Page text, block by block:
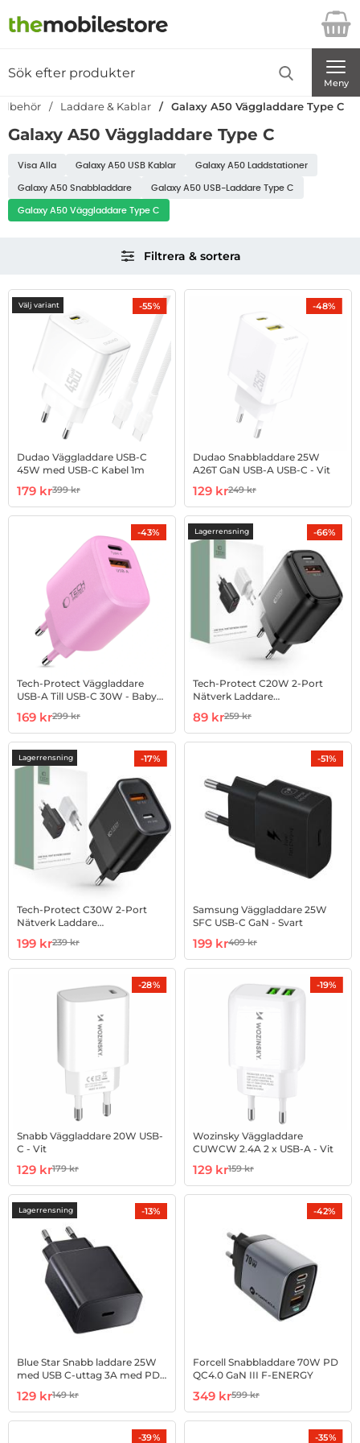
Startsidan för Danira Telecom AB
Meny
Laddare & Kablar Galaxy A50 Väggladdare Type C
Galaxy A50 Väggladdare Type C
Underkategorier
Visa Alla
Laddare & KablarGalaxy A50 USB Kablar Galaxy A50 Laddstationer
Galaxy A50 Snabbladdare Galaxy A50 USB-Laddare Type C
Galaxy A50 Väggladdare Type C
Filtrera & sortera
Filtrera & sortera
produktlista
Välj variant -55%
Dudao Väggladdare USB-C
45W med USB-C Kabel 1m
Art. nr 1003006253
rea pris
179 krtidigare pris
399 kr
-48%
Dudao Snabbladdare 25W
A26T GaN USB-A USB-C - Vit
Art. nr 1002979728
rea pris
129 krtidigare pris
249 kr
-43%
Tech-Protect Väggladdare
USB-A Till USB-C 30W - Baby
Art. nr 1002990943
rea pris
169 krtidigare pris
299 kr
Lagerrensning -66%
Tech-Protect C20W 2-Port
Nätverk Laddare
Art. nr 1002893637
rea pris
89 krtidigare pris
259 kr
Lagerrensning -17%
Tech-Protect C30W 2-Port
Nätverk Laddare
Art. nr 1002893905
rea pris
199 krtidigare pris
239 kr
-51%
Samsung Väggladdare 25W
SFC USB-C GaN - Svart
Art. nr 1002941874
rea pris
199 krtidigare pris
409 kr
-28%
Snabb Väggladdare 20W USB-
C - Vit
Art. nr 1002952421
rea pris
129 krtidigare pris
179 kr
-19%
Wozinsky Väggladdare
CUWCW 2.4A 2 x USB-A - Vit
Art. nr 1002952423
rea pris
129 krtidigare pris
159 kr
Lagerrensning -13%
Blue Star Snabb laddare 25W
med USB C-uttag 3A med PD
Art. nr 1002955490
rea pris
129 krtidigare pris
149 kr
-42%
Forcell Snabbladdare 70W PD
QC4.0 GaN III F-ENERGY
Art. nr 1002962223
rea pris
349 krtidigare pris
599 kr
-39% -35%